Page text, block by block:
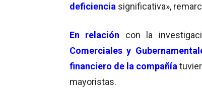
deficiencia significativa»,
En relación con la
Comerciales y
financiero de la compañía
mayoristas.